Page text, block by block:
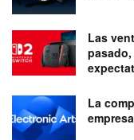
Las
La